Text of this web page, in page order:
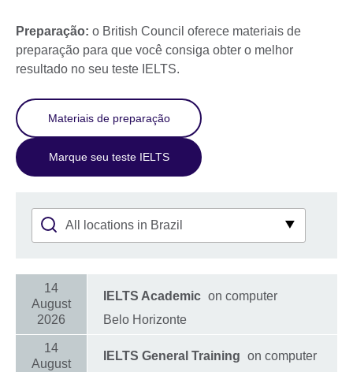
Preparação: o British Council oferece materiais de
preparação para que você consiga obter o melhor
resultado no seu teste IELTS.
Materiais de preparação
Marque seu teste IELTS
14
August
2026
IELTS Academic on computer
Belo Horizonte
14
August
IELTS General Training on computer